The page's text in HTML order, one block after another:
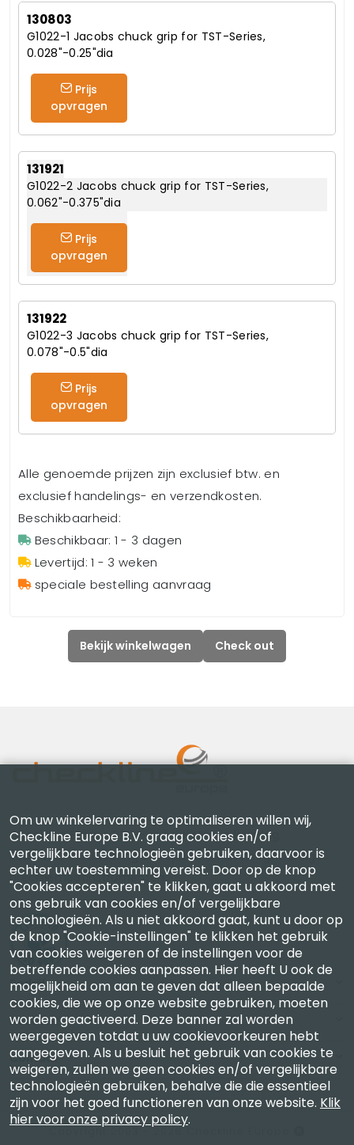
130803
G1022-1 Jacobs chuck grip for TST-Series,
0.028"-0.25"dia
Prijs
opvragen
131921
G1022-2 Jacobs chuck grip for TST-Series,
0.062"-0.375"dia
Prijs
opvragen
131922
G1022-3 Jacobs chuck grip for TST-Series,
0.078"-0.5"dia
Prijs
opvragen
Alle genoemde prijzen zijn exclusief btw. en
exclusief handelings- en verzendkosten.
Beschikbaarheid:
Beschikbaar: 1 - 3 dagen
Levertijd: 1 - 3 weken
speciale bestelling aanvraag
Bekijk winkelwagen Check out
Checkline Europe B.V. — specialisten in levering,
kalibratie, certificering en reparatie van hoogwaardige
precisiemeetinstrumenten.
Bedrijf
Account
Contact
Copyright 2003 - 2026 Checkline Europe
Om uw winkelervaring te optimaliseren willen wij,
Checkline Europe B.V. graag cookies en/of
vergelijkbare technologieën gebruiken, daarvoor is
echter uw toestemming vereist. Door op de knop
"Cookies accepteren" te klikken, gaat u akkoord met
ons gebruik van cookies en/of vergelijkbare
technologieën. Als u niet akkoord gaat, kunt u door op
de knop "Cookie-instellingen" te klikken het gebruik
van cookies weigeren of de instellingen voor de
betreffende cookies aanpassen. Hier heeft U ook de
mogelijkheid om aan te geven dat alleen bepaalde
cookies, die we op onze website gebruiken, moeten
worden geactiveerd. Deze banner zal worden
weergegeven totdat u uw cookievoorkeuren hebt
aangegeven. Als u besluit het gebruik van cookies te
weigeren, zullen we geen cookies en/of vergelijkbare
technologieën gebruiken, behalve die die essentieel
zijn voor het goed functioneren van onze website. Klik
hier voor onze privacy policy.